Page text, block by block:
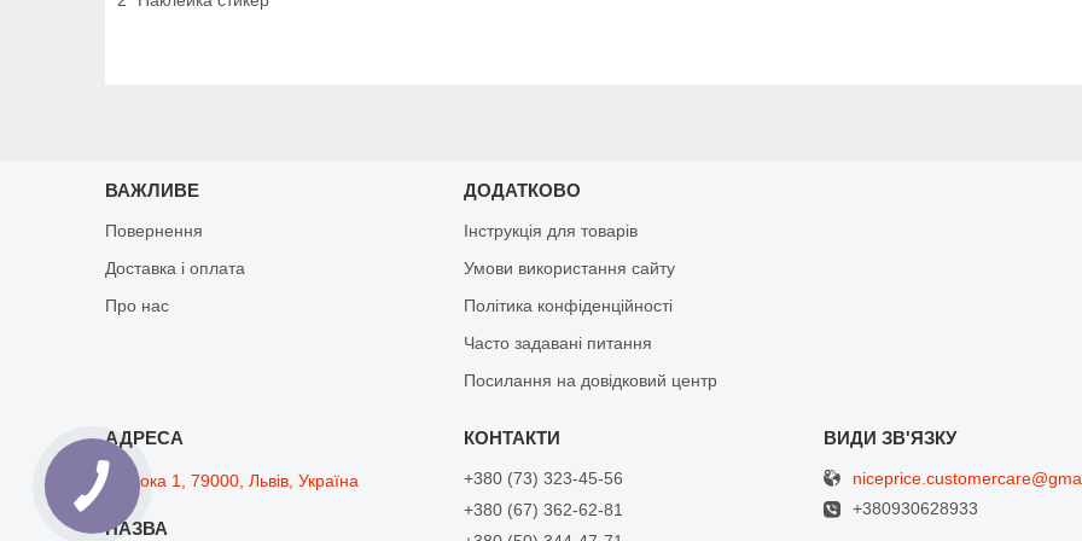
ВАЖЛИВЕ
Повернення
Доставка і оплата
Про нас
ДОДАТКОВО
Інструкція для товарів
Умови використання сайту
Політика конфіденційності
Часто задавані питання
Посилання на довідковий центр
Широка 1, 79000, Львів, Україна
+380 (73) 323-45-56
+380 (67) 362-62-81
+380930628933